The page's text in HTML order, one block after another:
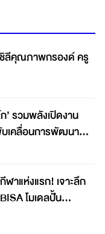
ชิลีคุณภาพกรองด์ ครู
’ รวมพลังเปิดงาน
บเคลื่อนการพัฒนา
ฬาแห่งแรก! เจาะลึก
โมเดลปั้น